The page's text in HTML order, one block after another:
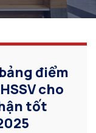
điểm
cho
tốt